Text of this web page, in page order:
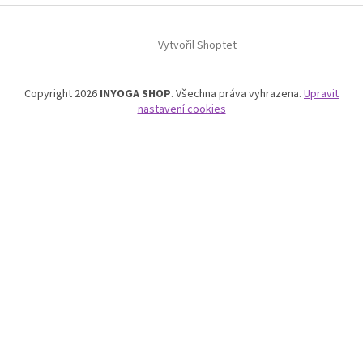
Vytvořil Shoptet
Copyright 2026 INYOGA SHOP. Všechna práva vyhrazena. Upravit
nastavení cookies